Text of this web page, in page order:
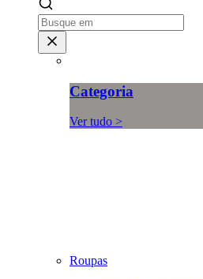
Categoria
Ver tudo >
Roupas